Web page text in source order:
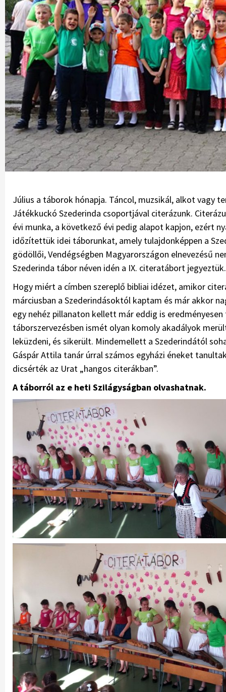
Július a táborok hónapja. Táncol, muzsikál, alkot vagy
Játékkuckó Szederinda csoportjával citerázunk.
évi munka, a következő évi pedig alapot kapjon, ezért
időzítettük idei táborunkat, amely tulajdonképpen a
gödöllői, Vendégségben Magyarországon elnevezésű
Szederinda tábor néven idén a IX. citeratábort jegyeztük.
Hogy miért a címben szereplő bibliai idézet, amikor
márciusban a Szederindásoktól kaptam és már akkor
egy nehéz pillanaton kellett már eddig is
táborszervezésben ismét olyan komoly akadályok
leküzdeni, és sikerült. Mindemellett a Szederindától
Gáspár Attila tanár úrral számos egyházi éneket
dicsérték az Urat „hangos citerákban”.
A táborról az e heti Szilágyságban olvashatnak.